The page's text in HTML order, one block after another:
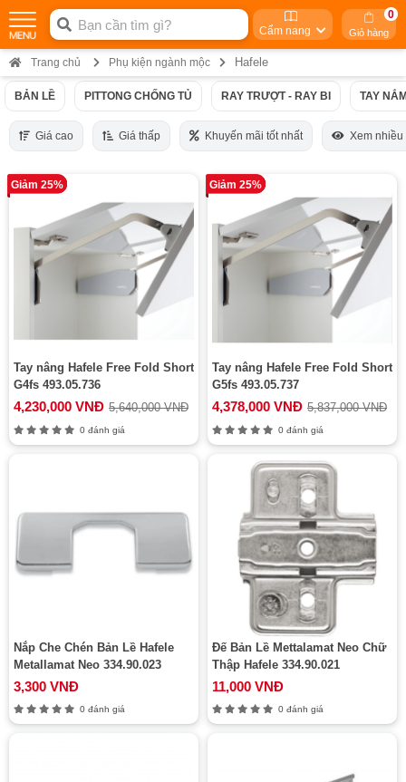
Cẩm nang Giỏ hàng
0
Trang chủ Phụ kiện ngành mộc Hafele
BẢN LỀ PITTONG CHỐNG TỦ RAY TRƯỢT - RAY BI TAY
Giá cao Giá thấp Khuyến mãi tốt nhất Xem nhiều
Giảm 25%
Tay nâng Hafele Free Fold Short
G4fs 493.05.736
4,230,000 VNĐ 5,640,000 VNĐ
0 đánh giá
Giảm 25%
Tay nâng Hafele Free Fold Short
G5fs 493.05.737
4,378,000 VNĐ 5,837,000 VNĐ
0 đánh giá
Nắp Che Chén Bản Lề Hafele
Metallamat Neo 334.90.023
3,300 VNĐ
0 đánh giá
Đế Bản Lề Mettalamat Neo Chữ
Thập Hafele 334.90.021
11,000 VNĐ
0 đánh giá